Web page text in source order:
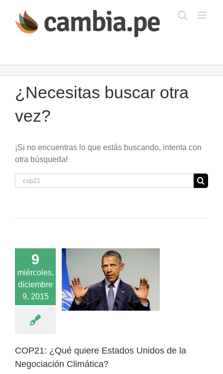
contenido
¿Necesitas buscar otra
vez?
¡Si no encuentras lo que estás buscando, intenta con
otra búsqueda!
Buscar:
9
miércoles,
diciembre
9, 2015
¿Qué quiere
Unidos de la
Climática?
Noticias
Populares
COP21: ¿Qué quiere Estados Unidos de la
Negociación Climática?